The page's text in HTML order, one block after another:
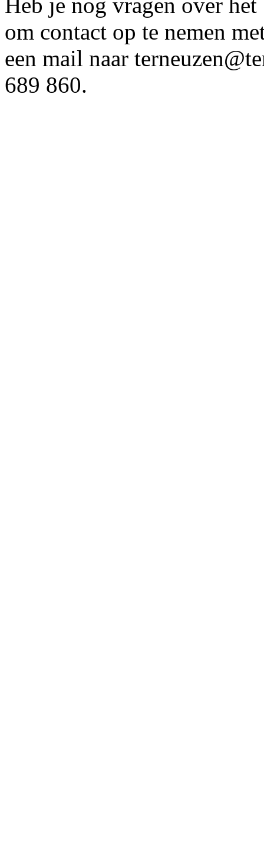
Heb je nog vragen over
om contact op te nemen
een mail naar
689 860.